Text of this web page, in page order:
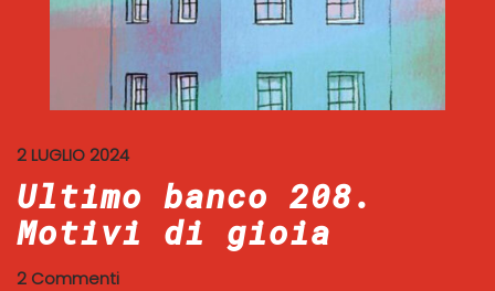
2 LUGLIO 2024
Ultimo banco 208.
Motivi di gioia
2 Commenti